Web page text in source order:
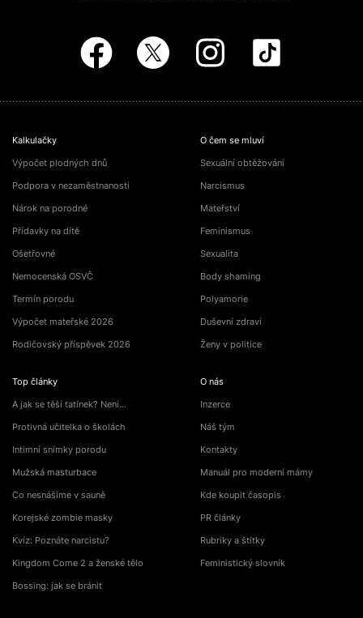
Kalkulačky
Výpočet plodných dnů
Podpora v nezaměstnanosti
Nárok na porodné
Přídavky na dítě
Ošetřovné
Nemocenská OSVČ
Termín porodu
Výpočet mateřské 2026
Rodičovský příspěvek 2026
Top články
A jak se těší tatínek? Není…
Protivná učitelka o školách
Intimní snímky porodu
Mužská masturbace
Co nesnášíme v sauně
Korejské zombie masky
Kvíz: Poznáte narcistu?
Kingdom Come 2 a ženské tělo
Bossing: jak se bránit
O čem se mluví
Sexuální obtěžování
Narcismus
Mateřství
Feminismus
Sexualita
Body shaming
Polyamorie
Duševní zdraví
Ženy v politice
O nás
Inzerce
Náš tým
Kontakty
Manuál pro moderní mámy
Kde koupit časopis
PR články
Rubriky a štítky
Feministický slovník